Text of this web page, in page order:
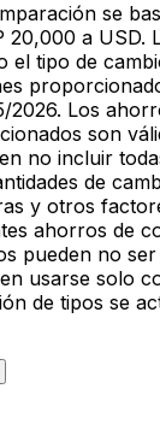
se
20,000 a USD.
el tipo de
2026. Los
son
no incluir
de
y otros
ahorros de
pueden no
usarse solo
de tipos se